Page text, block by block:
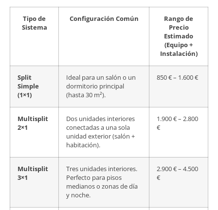
Tipo de
Sistema
Configuración Común
Rango de
Precio
Estimado
(Equipo +
Instalación)
Split
Simple
(1×1)
Ideal para un salón o un
dormitorio principal
(hasta 30 m²).
850 € – 1.600 €
Multisplit
2×1
Dos unidades interiores
conectadas a una sola
unidad exterior (salón +
habitación).
1.900 € – 2.800
€
Multisplit
3×1
Tres unidades interiores.
Perfecto para pisos
medianos o zonas de día
y noche.
2.900 € – 4.500
€